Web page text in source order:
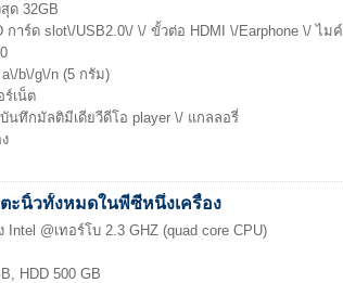
ด 32GB
การ์ด slot\/USB2.0\/ \/ ขั้วต่อ HDMI \/Earphone \/ ไมค์
b\/g\/n (5 กรัม)
ร์เน็ต
บันทึกมัลติมีเดียวีดีโอ player \/ แกลลอรี่
\/ทอง
ะนิ้วทั้งหมดในพีซีหนึ่งเครื่อง
Intel @เทอร์โบ 2.3 GHZ (quad core CPU)
HDD 500 GB